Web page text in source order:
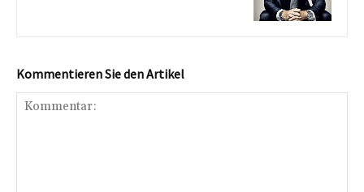
Kommentieren Sie den Artikel